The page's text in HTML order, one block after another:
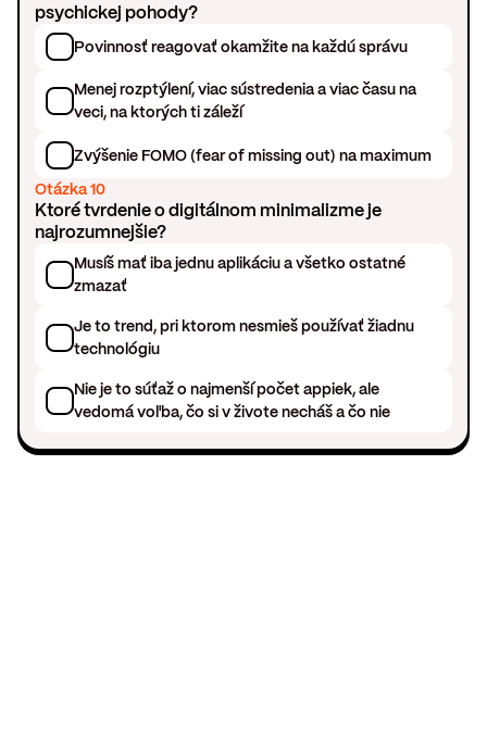
psychickej pohody?
Povinnosť reagovať okamžite na každú správu
Menej rozptýlení, viac sústredenia a viac času na
veci, na ktorých ti záleží
Zvýšenie FOMO (fear of missing out) na maximum
Otázka 10
Ktoré tvrdenie o digitálnom minimalizme je
najrozumnejšie?
Musíš mať iba jednu aplikáciu a všetko ostatné
zmazať
Je to trend, pri ktorom nesmieš používať žiadnu
technológiu
Nie je to súťaž o najmenší počet appiek, ale
vedomá voľba, čo si v živote necháš a čo nie